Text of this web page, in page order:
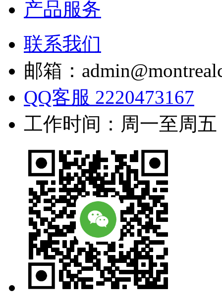
产品服务
联系我们
邮箱：
QQ客服 2220473167
工作时间：周一至周